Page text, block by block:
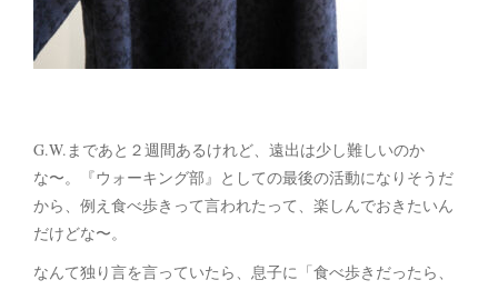
G.W.まであと２週間あるけれど、遠出は少し難しいのか
な〜。『ウォーキング部』としての最後の活動になりそうだ
から、例え食べ歩きって言われたって、楽しんでおきたいん
だけどな〜。
なんて独り言を言っていたら、息子に「食べ歩きだったら、